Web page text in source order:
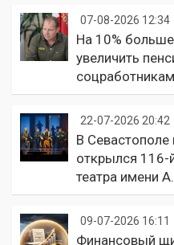
07-08-2026 12:34
На 10%
увеличить
соцработникам
22-07-2026 20:42
В Севастополе
открылся 116-
театра имени
09-07-2026 16:11
Финансовый